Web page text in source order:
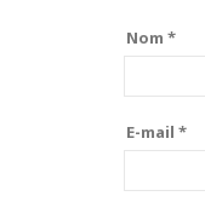
Nom *
E-mail *